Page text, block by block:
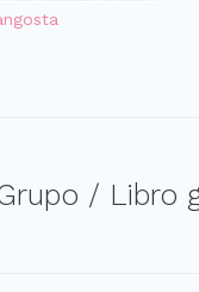
/ Libro